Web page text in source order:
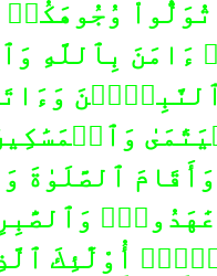
ءَامَنَ بِٱللَّهِ
ٱلصَّلَوٰةَ
أُوْلَٰٓئِكَ